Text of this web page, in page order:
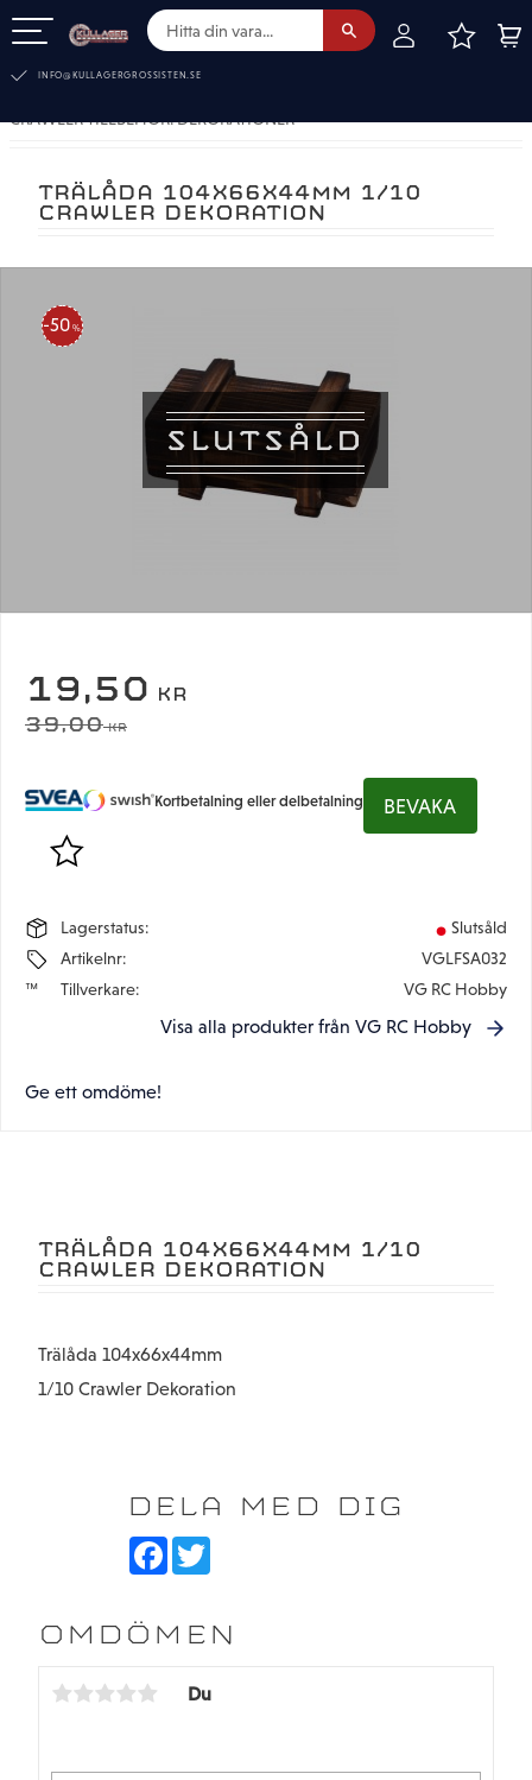
INFO@KULLAGERGROSSISTEN.SE
CRAWLER TILLBEHÖR. DEKORATIONER
TRÄLÅDA 104X66X44MM 1/10
CRAWLER DEKORATION
SLUTSÅLD
50 %
NEDSATT PRIS:
19,50 KR
ORDINARIE PRIS:
39,00KR
Lägg till i favoriter
Kortbetalning eller delbetalning BEVAKA
Lagerstatus
Slutsåld
Artikelnr
VGLFSA032
Tillverkare
VG RC Hobby
Visa alla produkter från VG RC Hobby
Ge ett omdöme!
TRÄLÅDA 104X66X44MM 1/10
CRAWLER DEKORATION
Trälåda 104x66x44mm
1/10 Crawler Dekoration
DELA MED DIG
F
b
o
T
t
e
OMDÖMEN
Du